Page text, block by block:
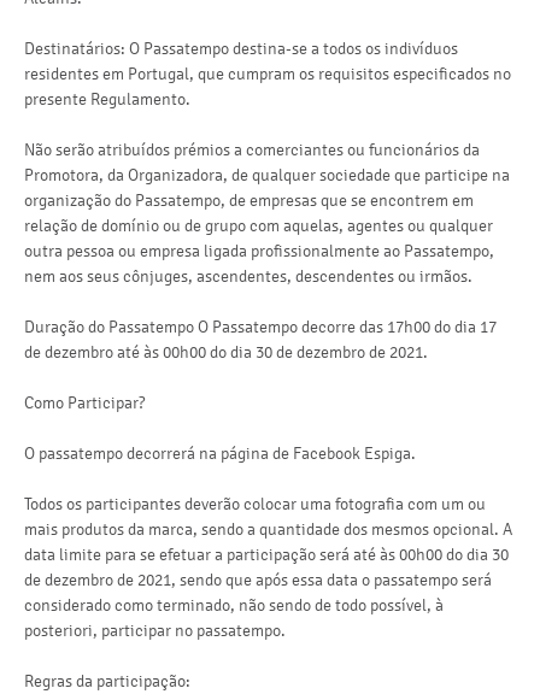
Destinatários: O Passatempo destina-se a todos os indivíduos
residentes em Portugal, que cumpram os requisitos especificados no
presente Regulamento.
Não serão atribuídos prémios a comerciantes ou funcionários da
Promotora, da Organizadora, de qualquer sociedade que participe na
organização do Passatempo, de empresas que se encontrem em
relação de domínio ou de grupo com aquelas, agentes ou qualquer
outra pessoa ou empresa ligada profissionalmente ao Passatempo,
nem aos seus cônjuges, ascendentes, descendentes ou irmãos.
Duração do Passatempo O Passatempo decorre das 17h00 do dia 17
de dezembro até às 00h00 do dia 30 de dezembro de 2021.
Como Participar?
O passatempo decorrerá na página de Facebook Espiga.
Todos os participantes deverão colocar uma fotografia com um ou
mais produtos da marca, sendo a quantidade dos mesmos opcional. A
data limite para se efetuar a participação será até às 00h00 do dia 30
de dezembro de 2021, sendo que após essa data o passatempo será
considerado como terminado, não sendo de todo possível, à
posteriori, participar no passatempo.
Regras da participação: